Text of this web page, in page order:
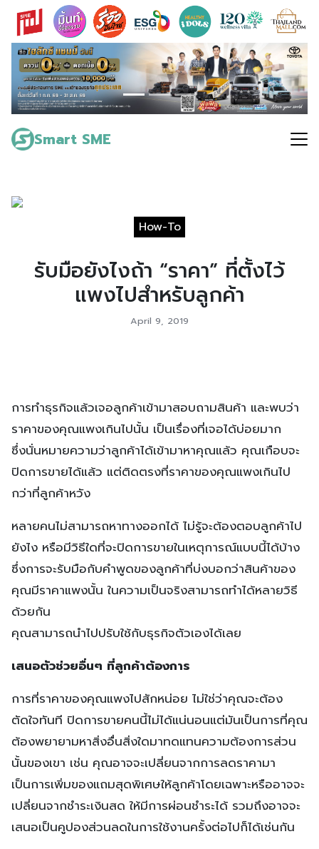
Skip
content
Smart SME
Search
for:
How-To
รับมือยังไงถ้า “ราคา” ที่ตั้งไว้
แพงไปสำหรับลูกค้า
April 9, 2019
การทำธุรกิจแล้วเจอลูกค้าเข้ามาสอบถามสินค้า และพบว่า
ราคาของคุณแพงเกินไปนั้น เป็นเรื่องที่เจอได้บ่อยมาก
ซึ่งนั่นหมายความว่าลูกค้าได้เข้ามาหาคุณแล้ว คุณเกือบจะ
ปิดการขายได้แล้ว แต่ติดตรงที่ราคาของคุณแพงเกินไป
กว่าที่ลูกค้าหวัง
หลายคนไม่สามารถหาทางออกได้ ไม่รู้จะต้องตอบลูกค้าไป
ยังไง หรือมีวิธีใดที่จะปิดการขายในเหตุการณ์แบบนี้ได้บ้าง
ซึ่งการจะรับมือกับคำพูดของลูกค้าที่บ่งบอกว่าสินค้าของ
คุณมีราคาแพงนั้น ในความเป็นจริงสามารถทำได้หลายวิธี
ด้วยกัน
คุณสามารถนำไปปรับใช้กับธุรกิจตัวเองได้เลย
เสนอตัวช่วยอื่นๆ ที่ลูกค้าต้องการ
การที่ราคาของคุณแพงไปสักหน่อย ไม่ใช่ว่าคุณจะต้อง
ตัดใจทันที ปิดการขายคนนี้ไม่ได้แน่นอนแต่มันเป็นการที่คุณ
ต้องพยายามหาสิ่งอื่นสิ่งใดมาทดแทนความต้องการส่วน
นั้นของเขา เช่น คุณอาจจะเปลี่ยนจากการลดราคามา
เป็นการเพิ่มของแถมสุดพิเศษให้ลูกค้าโดยเฉพาะหรืออาจจะ
เปลี่ยนจากชำระเงินสด ให้มีการผ่อนชำระได้ รวมถึงอาจจะ
เสนอเป็นคูปองส่วนลดในการใช้งานครั้งต่อไปก็ได้เช่นกัน